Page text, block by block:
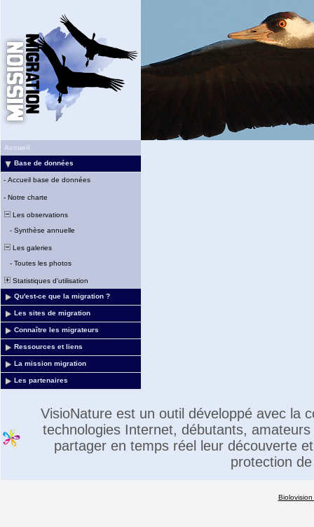
Accueil
Base de données
- Accueil base de données
- Notre charte
Les observations
- Synthèse annuelle
Les galeries
- Toutes les photos
Statistiques d'utilisation
Qu'est-ce que la migration ?
Les sites de migration
Connaître les migrateurs
Ressources et liens
La mission migration
Les partenaires
VisioNature est un outil développé avec la
technologies Internet, débutants,
partager en temps réel leur découverte
protection
Biolovision